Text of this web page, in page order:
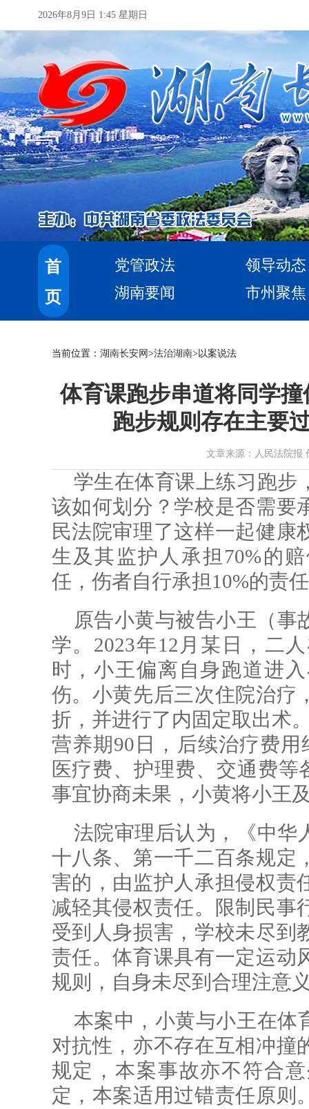
2026年8月9日 1:45 星期日
首
页
党管政法
领导动态
湖南要闻
市州聚焦
当前位置： 湖南长安网 >法治湖南>以案说法
体育课跑步串道将同学
跑步规则存在主要
文章来源：人民法院报
学生在体育课上练习跑步
该如何划分？学校是否需要
民法院审理了这样一起健康
生及其监护人承担70%的
任，伤者自行承担10%的责
原告小黄与被告小王（事
学。2023年12月某日，二
时，小王偏离自身跑道进
伤。小黄先后三次住院治疗
折，并进行了内固定取出术
营养期90日，后续治疗费
医疗费、护理费、交通费等
事宜协商未果，小黄将小王
法院审理后认为，《中华
十八条、第一千二百条规定
害的，由监护人承担侵权责
减轻其侵权责任。限制民事
受到人身损害，学校未尽到
责任。体育课具有一定运动
规则，自身未尽到合理注意
本案中，小黄与小王在体
对抗性，亦不存在互相冲撞
规定，本案事故亦不符合
定，本案适用过错责任原则